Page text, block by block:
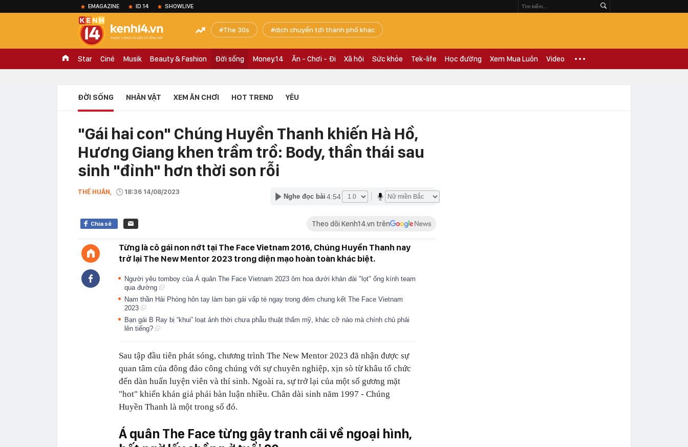
EMAGAZINE ID.14 SHOWLIVE
The 30s dịch chuyển tới thành phố khác
Star Ciné Musik Beauty & Fashion Đời sống Money.14 Ăn - Chơi - Đi Xã hội Sức khỏe Tek-life Học đường Xem Mua Luôn Video
ĐỜI SỐNG NHÂN VẬT XEM ĂN CHƠI HOT TREND YÊU
"Gái hai con" Chúng Huyền Thanh khiến Hà Hồ,
Hương Giang khen trầm trồ: Body, thần thái sau
sinh "đỉnh" hơn thời son rỗi
THẾ HUÂN, 18:36 14/08/2023
Nghe đọc bài 4:54
Chia sẻ Theo dõi Kenh14.vn trên
Từng là cô gái non nớt tại The Face Vietnam 2016, Chúng Huyền Thanh nay
trở lại The New Mentor 2023 trong diện mạo hoàn toàn khác biệt.
Người yêu tomboy của Á quân The Face Vietnam 2023 ôm hoa dưới khán đài "lọt" ống kính team
qua đường
Nam thần Hải Phòng hôn tay làm bạn gái vấp té ngay trong đêm chung kết The Face Vietnam
2023
Bạn gái B Ray bị “khui” loạt ảnh thời chưa phẫu thuật thẩm mỹ, khác cỡ nào mà chính chủ phải
lên tiếng?
Sau tập đầu tiên phát sóng, chương trình The New Mentor 2023 đã nhận được sự
quan tâm của đông đảo công chúng với sự chuyên nghiệp, xịn sò từ khâu tổ chức
đến dàn huấn luyện viên và thí sinh. Ngoài ra, sự trở lại của một số gương mặt
"hot" khiến khán giả phải bàn luận nhiều. Chân dài sinh năm 1997 - Chúng
Huyền Thanh là một trong số đó.
Á quân The Face từng gây tranh cãi về ngoại hình,